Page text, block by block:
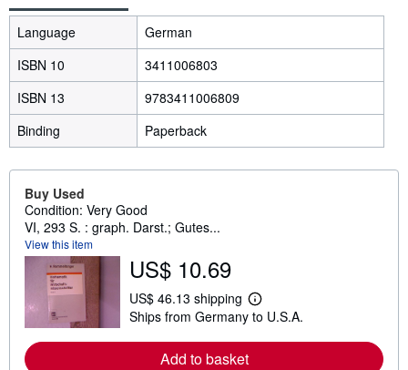
Language
German
ISBN 10
3411006803
ISBN 13
9783411006809
Binding
Paperback
Buy Used
Condition: Very Good
VI, 293 S. : graph. Darst.; Gutes...
View this item
US$ 10.69
US$ 46.13 shipping
L
e
r
Ships from Germany to U.S.A.
Add to basket